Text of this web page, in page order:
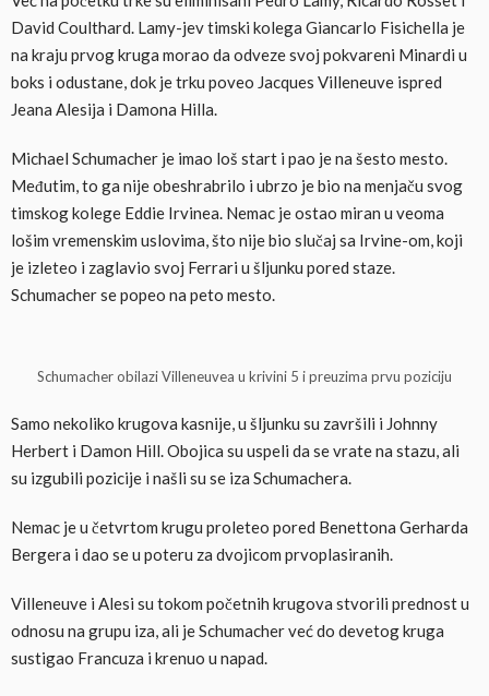
David Coulthard. Lamy-jev timski kolega Giancarlo Fisichella je
na kraju prvog kruga morao da odveze svoj pokvareni Minardi u
boks i odustane, dok je trku poveo Jacques Villeneuve ispred
Jeana Alesija i Damona Hilla.
Michael Schumacher je imao loš start i pao je na šesto mesto.
Međutim, to ga nije obeshrabrilo i ubrzo je bio na menjaču svog
timskog kolege Eddie Irvinea. Nemac je ostao miran u veoma
lošim vremenskim uslovima, što nije bio slučaj sa Irvine-om, koji
je izleteo i zaglavio svoj Ferrari u šljunku pored staze.
Schumacher se popeo na peto mesto.
Schumacher obilazi Villeneuvea u krivini 5 i preuzima prvu poziciju
Samo nekoliko krugova kasnije, u šljunku su završili i Johnny
Herbert i Damon Hill. Obojica su uspeli da se vrate na stazu, ali
su izgubili pozicije i našli su se iza Schumachera.
Nemac je u četvrtom krugu proleteo pored Benettona Gerharda
Bergera i dao se u poteru za dvojicom prvoplasiranih.
Villeneuve i Alesi su tokom početnih krugova stvorili prednost u
odnosu na grupu iza, ali je Schumacher već do devetog kruga
sustigao Francuza i krenuo u napad.